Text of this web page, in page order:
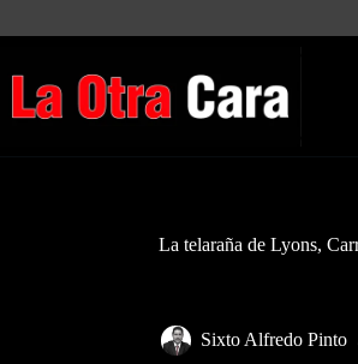
La telaraña de Lyons,
Sixto Alfredo Pinto